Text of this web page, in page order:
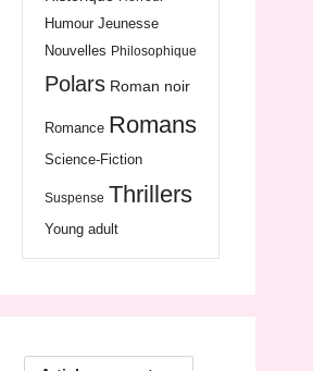
Humour Jeunesse
Nouvelles Philosophique
Polars Roman noir
Romance Romans
Science-Fiction
Suspense Thrillers
Young adult